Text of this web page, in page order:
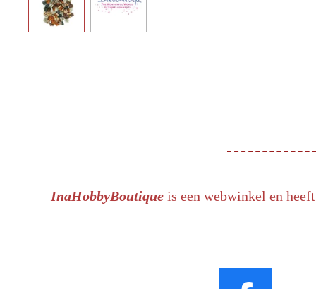
InaHobbyBoutique is een webwinkel en